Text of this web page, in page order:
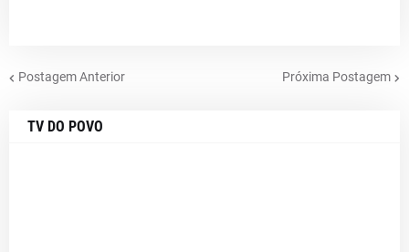
Postagem Anterior Próxima Postagem
TV DO POVO